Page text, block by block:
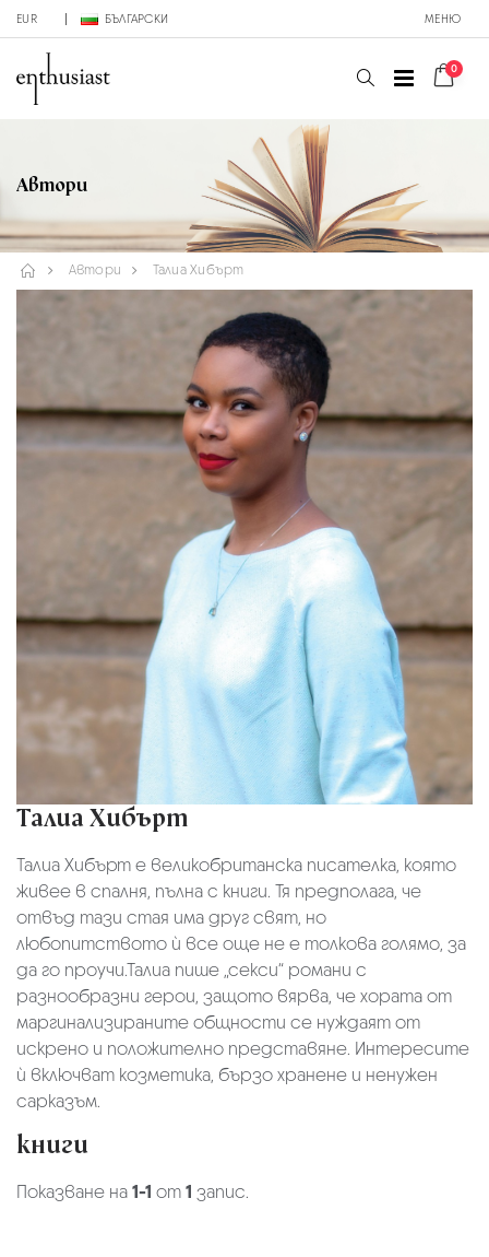
EUR БЪЛГАРСКИ МЕНЮ
0
Автори
Автори Талиа Хибърт
Талиа Хибърт
Талиа Хибърт е великобританска писателка, която
живее в спалня, пълна с книги. Тя предполага, че
отвъд тази стая има друг свят, но
любопитството ѝ все още не е толкова голямо, за
да го проучи.Талиа пише „секси“ романи с
разнообразни герои, защото вярва, че хората от
маргинализираните общности се нуждаят от
искренo и положителнo представяне. Интересите
ѝ включват козметика, бързо хранене и ненужен
сарказъм.
книги
Показване на1-1 от1 запис.